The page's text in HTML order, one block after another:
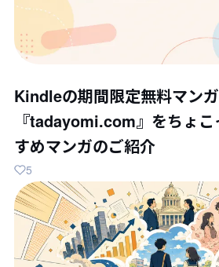
Kindleの期間限定無料マン
『tadayomi.com』をちょ
すめマンガのご紹介
5